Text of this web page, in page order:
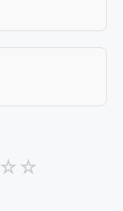
☆ ☆